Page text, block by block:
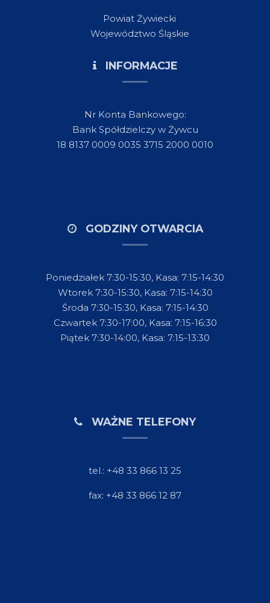
Powiat Żywiecki
Województwo Śląskie
INFORMACJE
Nr Konta Bankowego:
Bank Spółdzielczy w Żywcu
18 8137 0009 0035 3715 2000 0010
GODZINY OTWARCIA
Poniedziałek 7:30-15:30, Kasa: 7:15-14:30
Wtorek 7:30-15:30, Kasa: 7:15-14:30
Środa 7:30-15:30, Kasa: 7:15-14:30
Czwartek 7:30-17:00, Kasa: 7:15-16:30
Piątek 7:30-14:00, Kasa: 7:15-13:30
WAŻNE TELEFONY
tel.: +48 33 866 13 25
fax: +48 33 866 12 87